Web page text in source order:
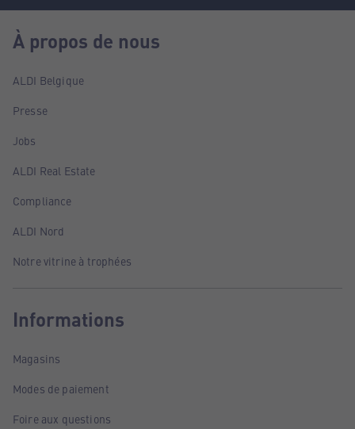
À propos de nous
ALDI Belgique
Presse
Jobs
ALDI Real Estate
Compliance
ALDI Nord
Notre vitrine à trophées
Informations
Magasins
Modes de paiement
Foire aux questions